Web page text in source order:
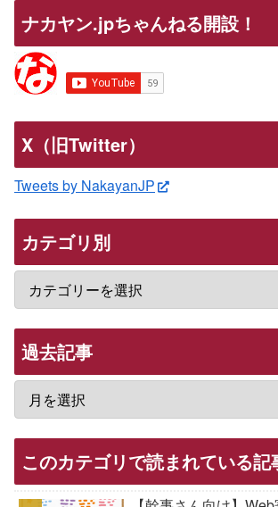
ナカヤン.jpちゃんねる開設！
X（旧Twitter）
Tweets by NakayanJP
カテゴリ別
過去記事
このカテゴリで読まれている記